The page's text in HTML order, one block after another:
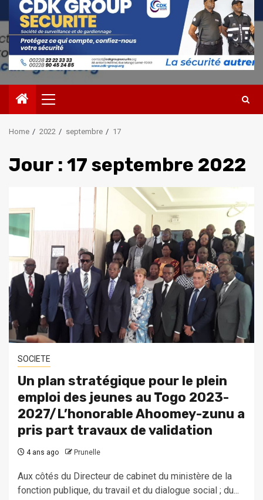
Primary
Menu
Home 2022 septembre 17
Jour : 17 septembre 2022
SOCIETE
Un plan stratégique pour le plein
emploi des jeunes au Togo 2023-
2027/L’honorable Ahoomey-zunu a
pris part travaux de validation
4 ans ago Prunelle
Aux côtés du Directeur de cabinet du ministère de la
fonction publique, du travail et du dialogue social ; du...